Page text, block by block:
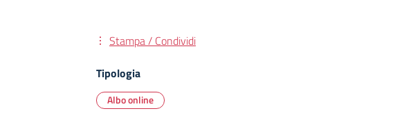
Stampa / Condividi
Tipologia
Albo online